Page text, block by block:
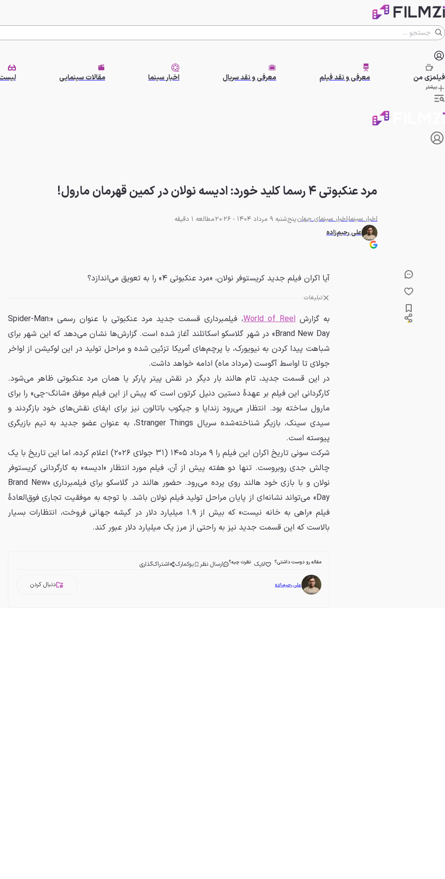
فیلمزیمن معرفی و نقد فیلم معرفی و نقد سریال اخبار سینما مقالات سینمایی
بیشتر
مرد عنکبوتی ۴ رسما کلید خورد: ادیسه نولان در کمین قهرمان مارول!
اخبار سینمااخبار سینمای جهانپنج‌شنبه 9 مرداد 1404 - 20:26
مطالعه 1 دقیقه
علی رحیم‌زاده
آیا اکران فیلم جدید کریستوفر نولان، «مرد عنکبوتی ۴» را به تعویق می‌اندازد؟
تبلیغات
به گزارشWorld of Reel
، فیلمبرداری قسمت جدید مرد عنکبوتی با عنوان رسمی «Spider-Man:
Brand New Day» در شهر گلاسکو اسکاتلند آغاز شده است. گزارش‌ها نشان می‌دهد که این شهر برای
شباهت پیدا کردن به نیویورک، با پرچم‌های آمریکا تزئین شده و مراحل تولید در این لوکیشن از اواخر
جولای تا اواسط آگوست (مرداد ماه) ادامه خواهد داشت.
در این قسمت جدید، تام هالند بار دیگر در نقش پیتر پارکر یا همان مرد عنکبوتی ظاهر می‌شود.
کارگردانی این فیلم بر عهدهٔ دستین دنیل کرتون است که پیش از این فیلم موفق «شانگ-چی» را برای
مارول ساخته بود. انتظار می‌رود زندایا و جیکوب باتالون نیز برای ایفای نقش‌های خود بازگردند و
سیدی سینک، بازیگر شناخته‌شده سریال Stranger Things، به عنوان عضو جدید به تیم بازیگری
پیوسته است.
شرکت سونی تاریخ اکران این فیلم را ۹ مرداد ۱۴۰۵ (۳۱ جولای ۲۰۲۶) اعلام کرده، اما این تاریخ با یک
چالش جدی روبروست. تنها دو هفته پیش از آن، فیلم مورد انتظار «ادیسه» به کارگردانی کریستوفر
نولان و با بازی خود هالند روی پرده می‌رود. حضور هالند در گلاسکو برای فیلمبرداری «Brand New
Day» می‌تواند نشانه‌ای از پایان مراحل تولید فیلم نولان باشد. با توجه به موفقیت تجاری فوق‌العادهٔ
فیلم «راهی به خانه نیست» که بیش از ۱.۹ میلیارد دلار در گیشه جهانی فروخت، انتظارات بسیار
بالاست که این قسمت جدید نیز به راحتی از مرز یک میلیارد دلار عبور کند.
مقاله رو دوست داشتی؟ لایک نظرت چیه؟ ارسال نظر بوکمارک اشتراک‌گذاری
علی رحیم‌زاده دنبال کردن